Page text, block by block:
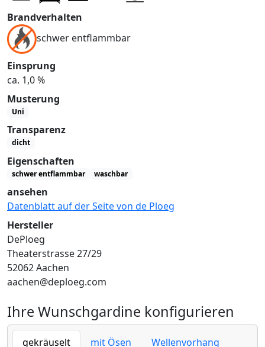
Brandverhalten
schwer entflammbar
Einsprung
ca. 1,0 %
Musterung
Uni
Transparenz
dicht
Eigenschaften
schwer entflammbar waschbar
ansehen
Datenblatt auf der Seite von de Ploeg
Hersteller
DePloeg
Theaterstrasse 27/29
52062 Aachen
aachen@deploeg.com
Ihre Wunschgardine konfigurieren
gekräuselt mit Ösen Wellenvorhang